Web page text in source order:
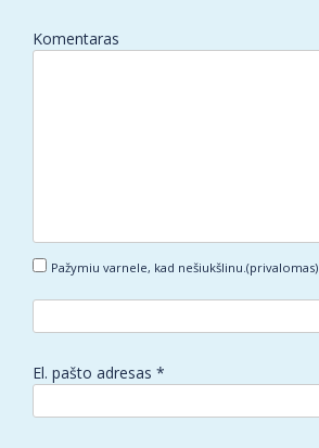
Komentaras
Pažymiu varnele, kad nešiukšlinu.(privalomas)
El. pašto adresas *